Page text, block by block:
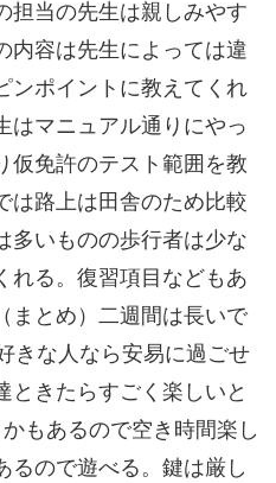
担当の先生は親しみやす
内容は先生によっては違
ンポイントに教えてくれ
はマニュアル通りにやっ
仮免許のテスト範囲を教
は路上は田舎のため比較
多いものの歩行者は少な
れる。復習項目などもあ
まとめ）二週間は長いで
きな人なら安易に過ごせ
ときたらすごく楽しいと
もあるので空き時間楽し
るので遊べる。鍵は厳し